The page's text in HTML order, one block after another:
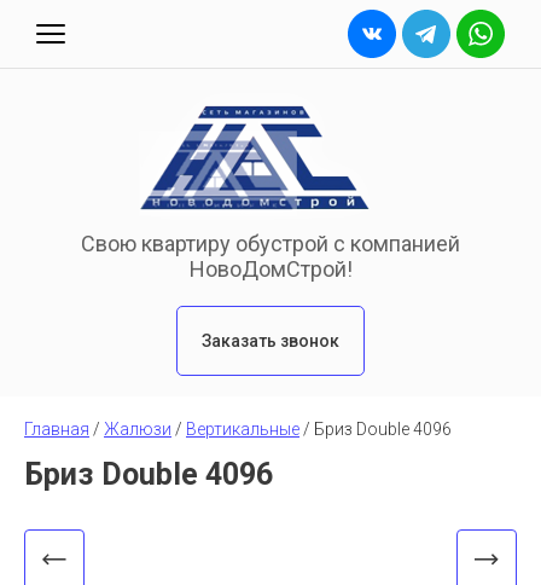
Свою квартиру обустрой с компанией
НовоДомСтрой!
Заказать звонок
Главная / Жалюзи / Вертикальные / Бриз Double 4096
Бриз Double 4096